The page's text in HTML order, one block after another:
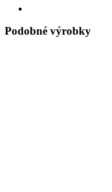
Podobné výrobky